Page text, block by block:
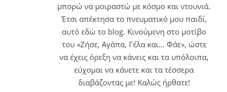
μπορώ να μοιραστώ με κόσμο και ντουνιά.
Έτσι απέκτησα το πνευματικό μου παιδί,
αυτό εδώ το blog. Κινούμενη στο μοτίβο
του «Ζήσε, Αγάπα, Γέλα και… Φάε», ώστε
να έχεις όρεξη να κάνεις και τα υπόλοιπα,
εύχομαι να κάνετε και τα τέσσερα
διαβάζοντας με! Καλώς ήρθατε!